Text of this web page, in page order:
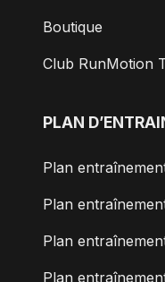
Boutique
Club RunMotion
PLAN
Plan
Plan
Plan
Plan